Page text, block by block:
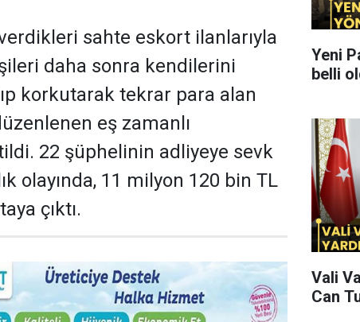
sahte eskort ilanlarıyla
daha sonra kendilerini
korkutarak tekrar para alan
eş zamanlı
22 şüphelinin adliyeye sevk
olayında, 11 milyon 120 bin TL
çıktı.
Yeni
belli
Vali
Can